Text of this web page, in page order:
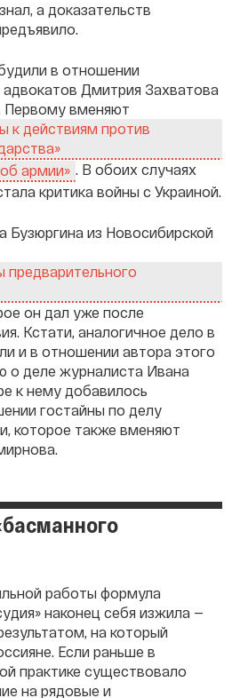
а доказательств
в отношении
Дмитрия Захватова
Первому вменяют
к действиям против
армии» . В обоих случаях
критика войны с Украиной.
Бузюргина из Новосибирской
предварительного
он дал уже после
Кстати, аналогичное дело в
и в отношении автора этого
о деле журналиста Ивана
к нему добавилось
гостайны по делу
которое также вменяют
работы формула
наконец себя изжила —
на который
Если раньше в
практике существовало
на рядовые и